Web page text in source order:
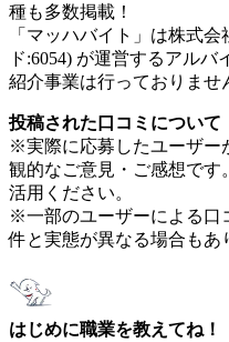
種も多数掲載！
「マッハバイト」は株式
ド:6054) が運営するアル
紹介事業は行っておりませ
投稿された口コミについて
※実際に応募したユーザー
観的なご意見・ご感想で
活用ください。
※一部のユーザーによる口
件と実態が異なる場合もあ
はじめに職業を教えてね！